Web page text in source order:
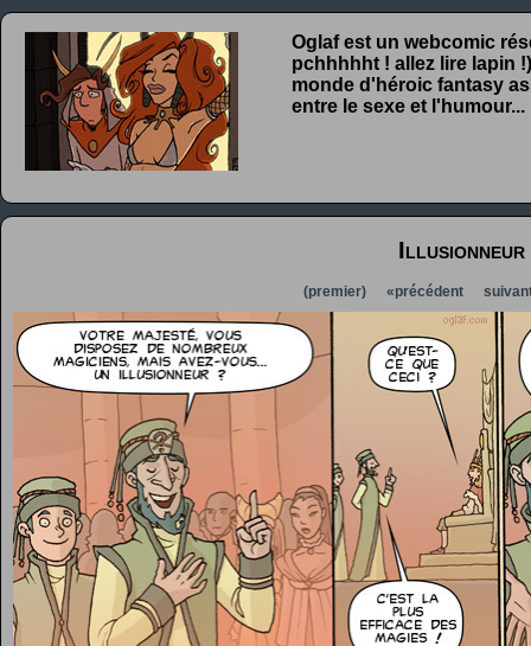
Oglaf est un webcomic
pchhhhht ! allez lire lapin
monde d'héroic fantasy
entre le sexe et l'humour...
Illusionneur
(premier) «précédent